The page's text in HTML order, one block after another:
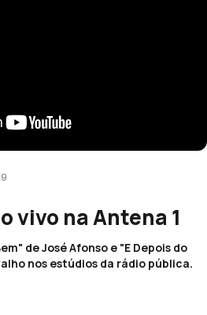
vivo na Antena 1
de José Afonso e "E Depois do
nos estúdios da rádio pública.